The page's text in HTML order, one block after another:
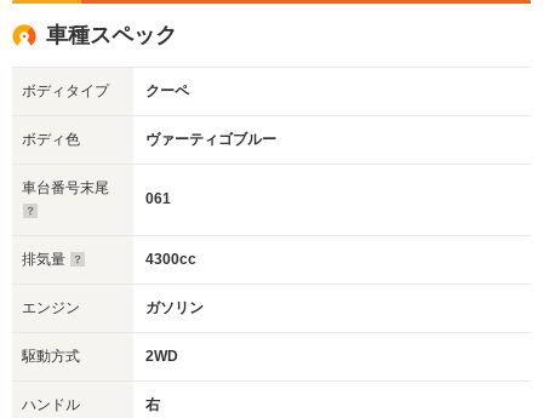
車種スペック
ボディタイプ クーペ
ボディ色 ヴァーティゴブルー
車台番号末尾
061
排気量 4300cc
エンジン ガソリン
駆動方式 2WD
ハンドル 右